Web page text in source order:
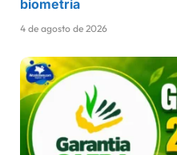
biometria
4 de agosto de 2026